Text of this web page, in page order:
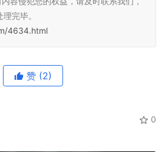
完毕。
4634.html
赞 (2)
0